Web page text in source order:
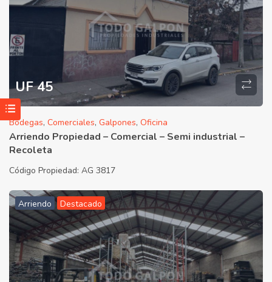
UF 45
Bodegas, Comerciales, Galpones, Oficina
Arriendo Propiedad – Comercial – Semi industrial –
Recoleta
Código Propiedad: AG 3817
Arriendo Destacado